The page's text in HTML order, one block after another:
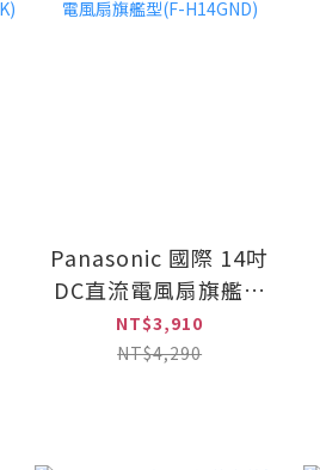
Panasonic 國際 14吋
DC直流電風扇旗艦型
(F-H14GND)
NT$3,910
NT$4,290